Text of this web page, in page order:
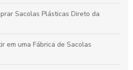
Sacolas Plásticas Direto da
em uma Fábrica de Sacolas